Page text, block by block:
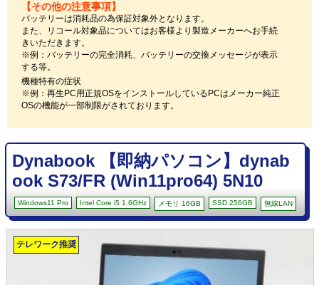
【その他の注意事項】
バッテリーは消耗品の為保証対象外となります。
また、リコール対象品についてはお客様より製造メーカーへお手続
きいただきます。
※例：バッテリーの完全消耗、バッテリーの交換メッセージが表示
する等。
機種特有の症状
※例：再生PC用正規OSをインストールしているPCはメーカー純正
OSの機能が一部制限がされております。
Dynabook 【即納パソコン】dynab
ook S73/FR (Win11pro64) 5N10
Windows11 Pro Intel Core i5 1.6GHz メモリ 16GB SSD 256GB 無線LAN
テレワーク推奨